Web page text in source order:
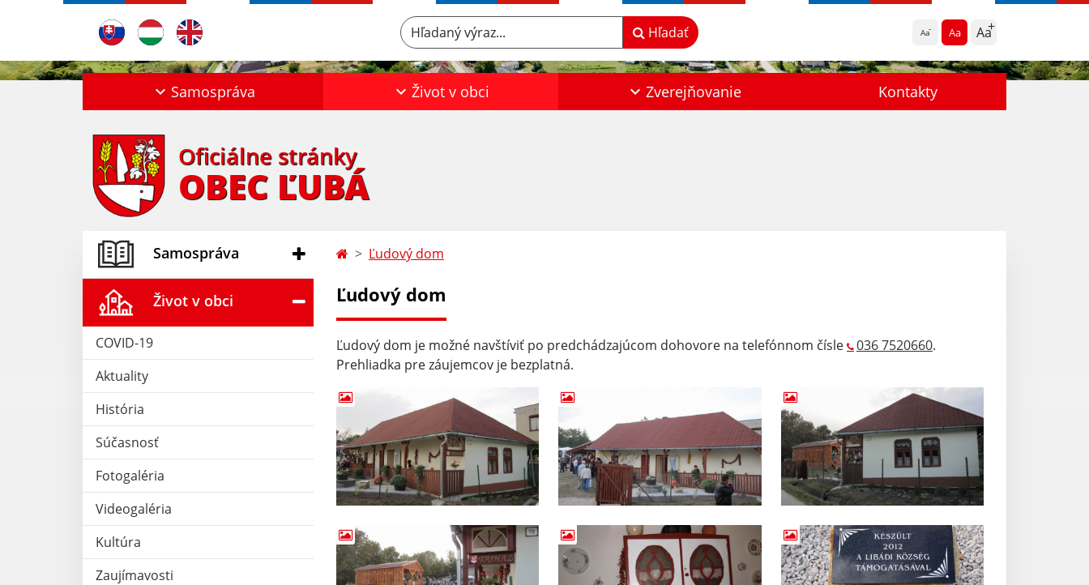
Aa Aa Aa
Hľadaný výraz... Hľadať
Samospráva Život v obci Zverejňovanie Kontakty
Oficiálne stránky
OBEC ĽUBÁ
Samospráva
Život v obci
COVID-19
Aktuality
História
Súčasnosť
Fotogaléria
Videogaléria
Kultúra
Zaujímavosti
Ľudový dom
Ľudový dom
Ľudový dom je možné navštíviť po predchádzajúcom dohovore na telefónnom čísle 036 7520660.
Prehliadka pre záujemcov je bezplatná.